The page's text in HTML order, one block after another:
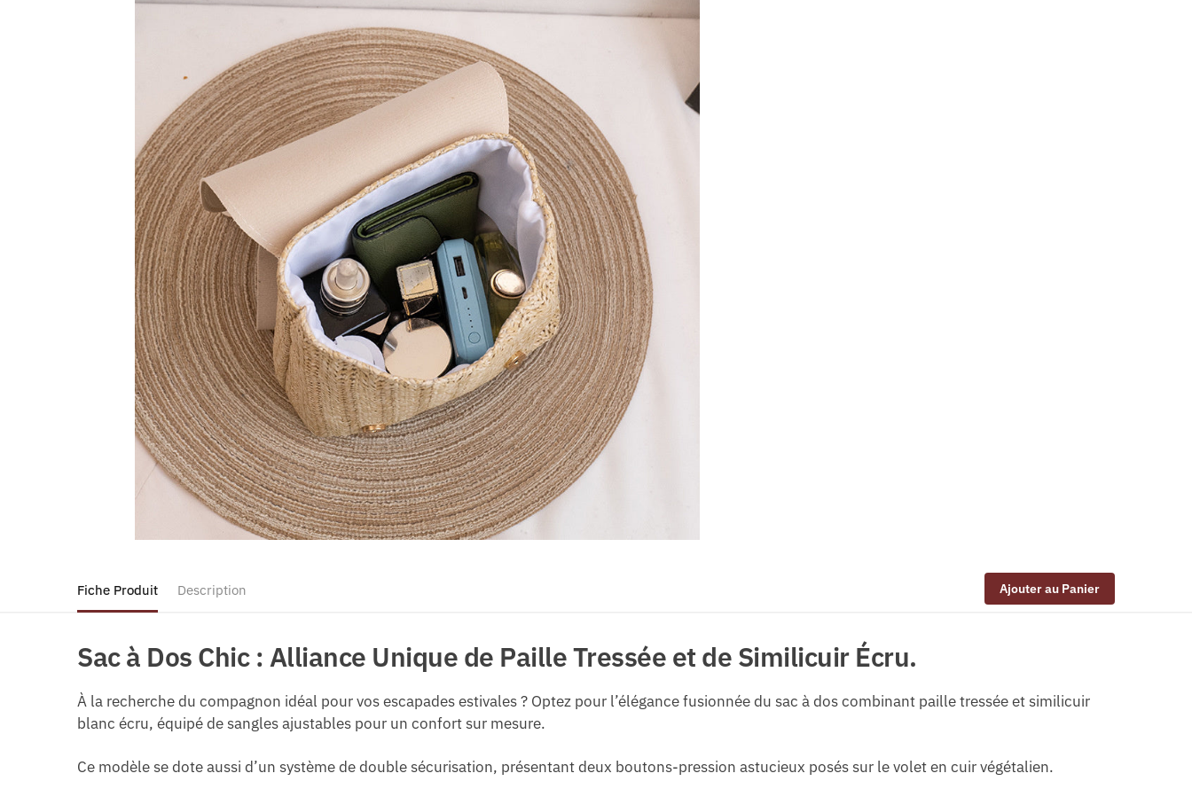
Fiche Produit Description Ajouter au Panier
Sac à Dos Chic : Alliance Unique de Paille Tressée et de Similicuir Écru.
À la recherche du compagnon idéal pour vos escapades estivales ? Optez pour l’élégance fusionnée du sac à dos combinant paille tressée et similicuir
blanc écru, équipé de sangles ajustables pour un confort sur mesure.
Ce modèle se dote aussi d’un système de double sécurisation, présentant deux boutons-pression astucieux posés sur le volet en cuir végétalien.